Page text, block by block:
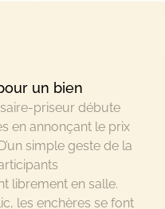
un bien
priseur débute
en annonçant le prix
simple geste de la
librement en salle.
les enchères se font